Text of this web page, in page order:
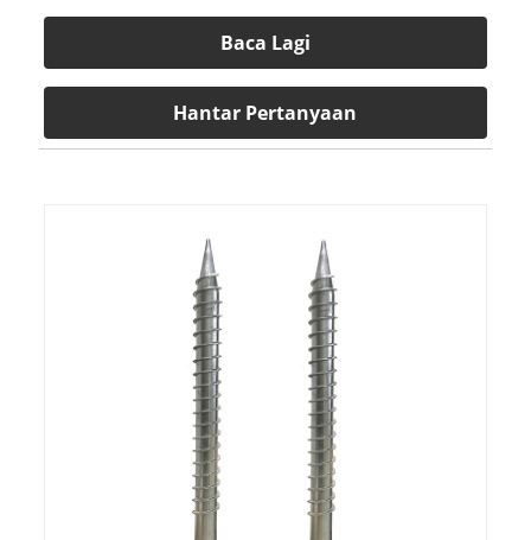
Baca Lagi
Hantar Pertanyaan